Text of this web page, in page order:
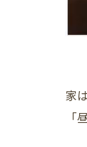
家
「